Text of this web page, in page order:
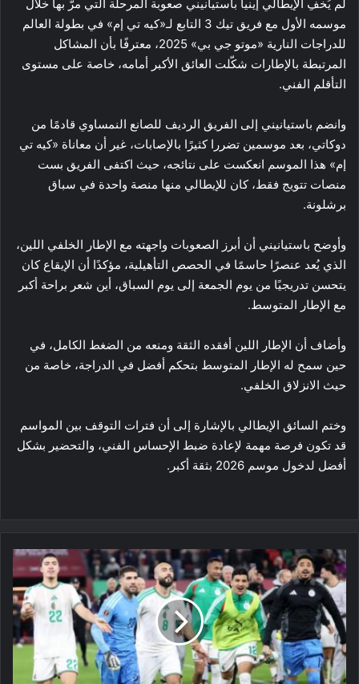
لم يُخفِ الإيطالي إينيا باستيانيني صعوبة المرحلة التي مرّ بها خلال
موسمه الأول مع فريق تيك 3 التابع لـ«كيه تي إم» في بطولة العالم
للدراجات النارية «موتو جي بي» 2025، معترفًا بأن المشاكل
المرتبطة بالإطارات شكّلت العائق الأكبر أمامه، خاصة على مستوى
التأقلم الفني.
وانضم باستيانيني إلى الفريق الرديف للصانع النمساوي قادمًا من
دوكاتي، بعد موسمين تضررا كثيرًا بالإصابات، غير أن معاناة «كيه تي
إم» هذا الموسم انعكست على نتائجه، حيث اكتفى الفريق بست
منصات تتويج فقط، كان للإيطالي منها منصة واحدة في سباق
برشلونة.
وأوضح باستيانيني أن أبرز الصعوبات واجهته مع الإطار الخلفي اللين،
الذي يُعد عنصرًا حاسمًا في الحصص التأهيلية، مؤكدًا أن الإيقاع كان
يتحسن تدريجيًا من يوم الجمعة إلى يوم السباق، أين شعر براحة أكبر
مع الإطار المتوسط.
وأضاف أن الإطار اللين أفقده الثقة ومنعه من الضغط الكامل، في
حين سمح له الإطار المتوسط بتحكم أفضل في الدراجة، خاصة من
حيث الانزلاق الخلفي.
وختم السائق الإيطالي بالإشارة إلى أن فترات التوقف بين المواسم
قد تكون فرصة مهمة لإعادة ضبط الإحساس الفني، والتحضير بشكل
أفضل لدخول موسم 2026 بثقة أكبر.
حسابات
معقّدة
تحسم
المتأهلين…
لوائح
“الكاف”
تشعل
الجولة